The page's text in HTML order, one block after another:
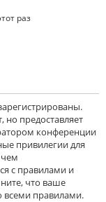
раз
но предоставляет
конференции
привилегии для
с правилами и
что ваше
всеми правилами.